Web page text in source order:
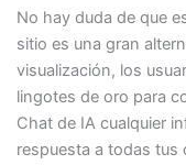
No hay duda de que
sitio es una gran
visualización, los
lingotes de oro para
Chat de IA cualquier
respuesta a todas tus